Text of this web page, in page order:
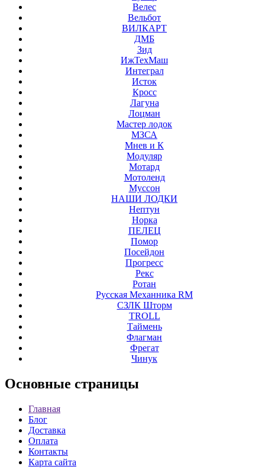
Велес
Вельбот
ВИЛКАРТ
ДМБ
Зид
ИжТехМаш
Интеграл
Исток
Кросс
Лагуна
Лоцман
Мастер лодок
МЗСА
Мнев и К
Модуляр
Мотард
Мотоленд
Муссон
НАШИ ЛОДКИ
Нептун
Норка
ПЕЛЕЦ
Помор
Посейдон
Прогресс
Рекс
Ротан
Русская Механника RM
СЗЛК Шторм
ТROLL
Таймень
Флагман
Фрегат
Чинук
Основные страницы
Главная
Блог
Доставка
Оплата
Контакты
Карта сайта